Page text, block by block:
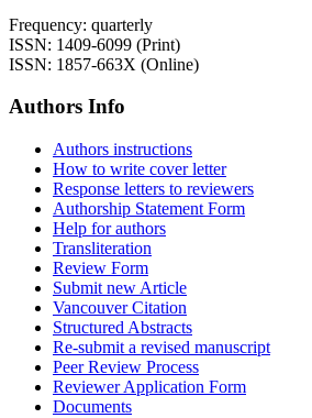
Frequency: quarterly
ISSN: 1409-6099 (Print)
ISSN: 1857-663X (Online)
Authors Info
Authors instructions
How to write cover letter
Response letters to reviewers
Authorship Statement Form
Help for authors
Transliteration
Review Form
Submit new Article
Vancouver Citation
Structured Abstracts
Re-submit a revised manuscript
Peer Review Process
Reviewer Application Form
Documents